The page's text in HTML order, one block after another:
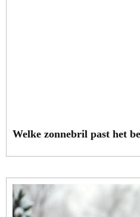
Welke zonnebril past het